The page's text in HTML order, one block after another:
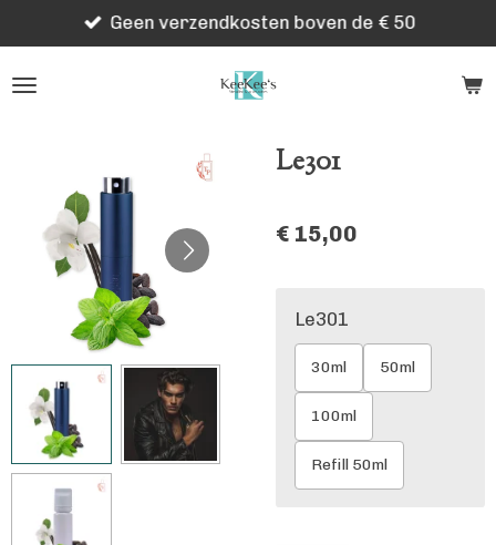
direct
naar
Geen verzendkosten boven de € 50
Le301
€ 15,00
Le301
30ml 50ml
100ml
Refill 50ml